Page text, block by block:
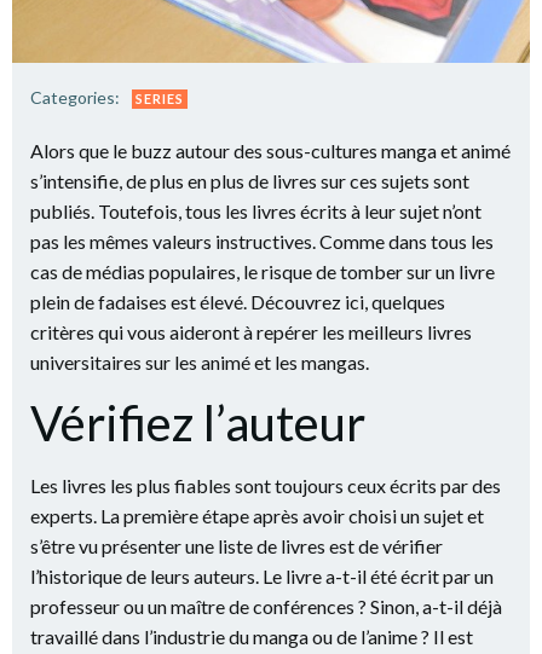
Categories: SERIES
Alors que le buzz autour des sous-cultures manga et animé
s’intensifie, de plus en plus de livres sur ces sujets sont
publiés. Toutefois, tous les livres écrits à leur sujet n’ont
pas les mêmes valeurs instructives. Comme dans tous les
cas de médias populaires, le risque de tomber sur un livre
plein de fadaises est élevé. Découvrez ici, quelques
critères qui vous aideront à repérer les meilleurs livres
universitaires sur les animé et les mangas.
Vérifiez l’auteur
Les livres les plus fiables sont toujours ceux écrits par des
experts. La première étape après avoir choisi un sujet et
s’être vu présenter une liste de livres est de vérifier
l’historique de leurs auteurs. Le livre a-t-il été écrit par un
professeur ou un maître de conférences ? Sinon, a-t-il déjà
travaillé dans l’industrie du manga ou de l’anime ? Il est